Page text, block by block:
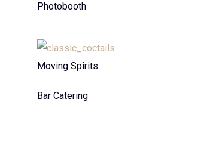
Photobooth
Moving Spirits
Bar Catering